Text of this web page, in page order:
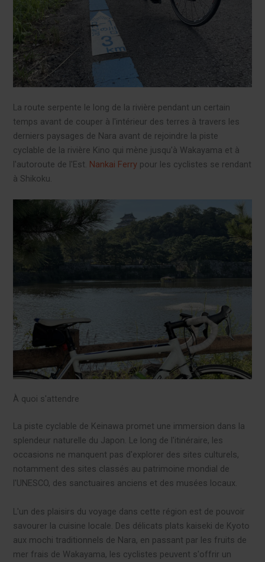
La route serpente le long de la rivière pendant un certain
temps avant de couper à l'intérieur des terres à travers les
derniers paysages de Nara avant de rejoindre la piste
cyclable de la rivière Kino qui mène jusqu'à Wakayama et à
l'autoroute de l'Est. Nankai Ferry pour les cyclistes se rendant
à Shikoku.
À quoi s'attendre
La piste cyclable de Keinawa promet une immersion dans la
splendeur naturelle du Japon. Le long de l'itinéraire, les
occasions ne manquent pas d'explorer des sites culturels,
notamment des sites classés au patrimoine mondial de
l'UNESCO, des sanctuaires anciens et des musées locaux.
L'un des plaisirs du voyage dans cette région est de pouvoir
savourer la cuisine locale. Des délicats plats kaiseki de Kyoto
aux mochi traditionnels de Nara, en passant par les fruits de
mer frais de Wakayama, les cyclistes peuvent s'offrir un